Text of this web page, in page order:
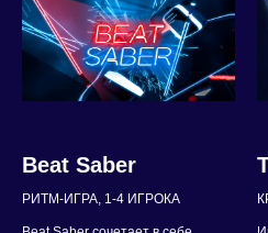
Beat Saber
РИТМ-ИГРА, 1-4 ИГРОКA